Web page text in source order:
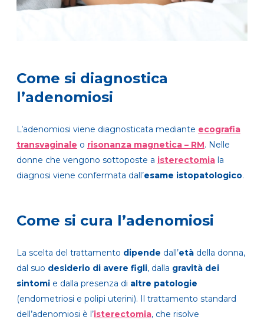
Come si diagnostica
l’adenomiosi
L’adenomiosi viene diagnosticata mediante ecografia
transvaginale o risonanza magnetica – RM. Nelle
donne che vengono sottoposte a isterectomia la
diagnosi viene confermata dall’esame istopatologico.
Come si cura l’adenomiosi
La scelta del trattamento dipende dall’età della donna,
dal suo desiderio di avere figli, dalla gravità dei
sintomi e dalla presenza di altre patologie
(endometriosi e polipi uterini). Il trattamento standard
dell’adenomiosi è l’isterectomia, che risolve